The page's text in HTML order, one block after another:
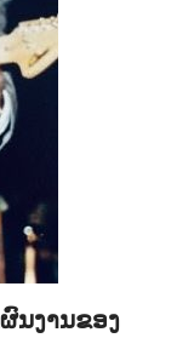
ນງານຂອງ